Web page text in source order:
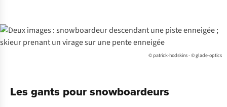
© patrick-hodskins - © glade-optics
Les gants pour snowboardeurs